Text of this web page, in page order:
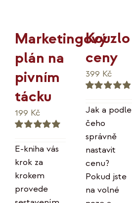
Marketingový
plán na
pivním
tácku
5.00z 5
199 Kč
E-kniha vás
krok za
krokem
provede
Kouzlo
ceny
5.00 z 5
399 Kč
Jak a podle
čeho
správně
nastavit
cenu?
Pokud jste
na volné